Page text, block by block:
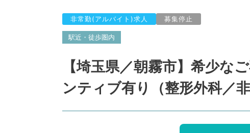
非常勤(アルバイト)求人 募集停止
駅近・徒歩圏内
【埼玉県／朝霧市】希少
ンティブ有り（整形外科／非